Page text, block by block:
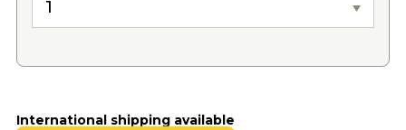
International shipping available